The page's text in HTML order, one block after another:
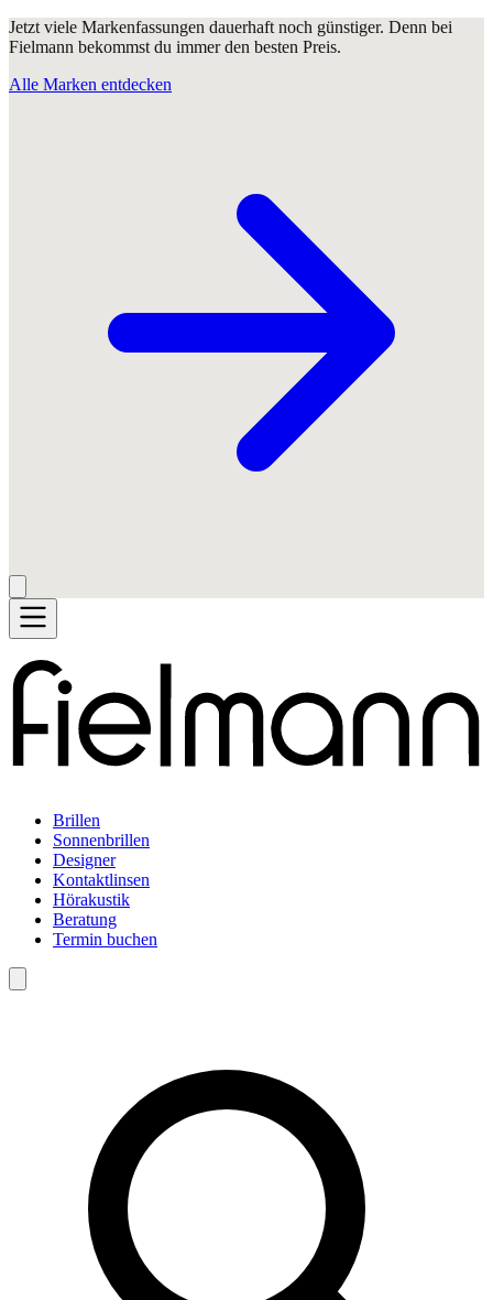
Jetzt viele Markenfassungen dauerhaft noch günstiger. Denn bei
Fielmann bekommst du immer den besten Preis.
Alle Marken entdecken
Brillen
Sonnenbrillen
Designer
Kontaktlinsen
Hörakustik
Beratung
Termin buchen